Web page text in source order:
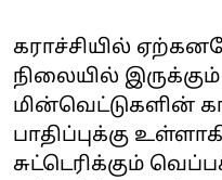
கராச்சியில்
நிலையில்
மின்வெட்டுகளின்
பாதிப்புக்கு
சுட்டெரிக்கும்